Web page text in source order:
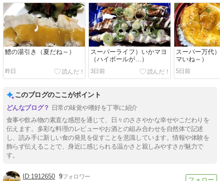
鱧の湯引き（夏だね～）
昨日
スーパーライフ）いかマヨ
（ハイボールが…）
3日前
スーパー万代
マいね～）
5日前
このブログのここがポイント
日常の味覚や嗜好を丁寧に紹介
食事や飲み物の素直な感想を通じて、日々のささやかな幸せやこだわりを
伝えます。多彩な料理のレビューやお酒との組み合わせを自然体で記述
し、読み手に新しい食の発見を促すことを意識しています。情報や体験を
飾らず伝えることで、身近に感じられる温かさと親しみやすさが魅力で
す。
1912650 9